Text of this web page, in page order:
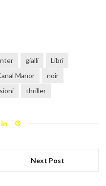
gialli
Libri
Manor
noir
thriller
Next Post